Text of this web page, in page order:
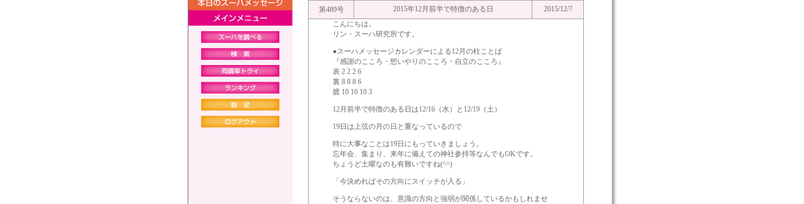
第489号 2015年12月前半で特徴のある日
2015/12/7
こんにちは。
リン・スーハ研究所です。
●スーハメッセージカレンダーによる12月の柱ことば
『感謝のこころ・想いやりのこころ・自立のこころ』
表 2 2 2 6
裏 8 8 8 6
臆 10 10 10 3
12月前半で特徴のある日は12/16（水）と12/19（土）
19日は上弦の月の日と重なっているので
特に大事なことは19日にもっていきましょう。
忘年会、集まり、来年に備えての神社参拝等なんでもOKです。
ちょうど土曜なのも有難いですね(^^)
「今決めればその方向にスイッチが入る」
そうならないのは、意識の方向と強弱が関係しているかもしれませ